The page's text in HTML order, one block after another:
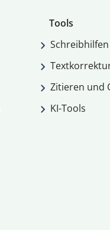
Tools
Schreibhilfen
Zitieren und
KI-Tools